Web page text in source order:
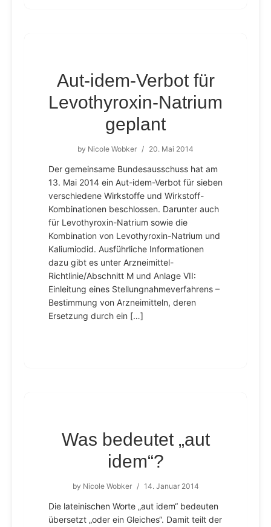
Aut-idem-Verbot für
Levothyroxin-Natrium
geplant
by Nicole Wobker / 20. Mai 2014
Der gemeinsame Bundesausschuss hat am
13. Mai 2014 ein Aut-idem-Verbot für sieben
verschiedene Wirkstoffe und Wirkstoff-
Kombinationen beschlossen. Darunter auch
für Levothyroxin-Natrium sowie die
Kombination von Levothyroxin-Natrium und
Kaliumiodid. Ausführliche Informationen
dazu gibt es unter Arzneimittel-
Richtlinie/Abschnitt M und Anlage VII:
Einleitung eines Stellungnahmeverfahrens –
Bestimmung von Arzneimitteln, deren
Ersetzung durch ein […]
Was bedeutet „aut
idem“?
by Nicole Wobker / 14. Januar 2014
Die lateinischen Worte „aut idem“ bedeuten
übersetzt „oder ein Gleiches“. Damit teilt der